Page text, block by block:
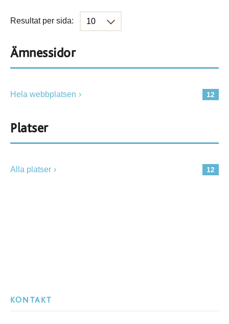
Resultat per sida:
Ämnessidor
12
Hela webbplatsen
Platser
12
Alla platser
KONTAKT